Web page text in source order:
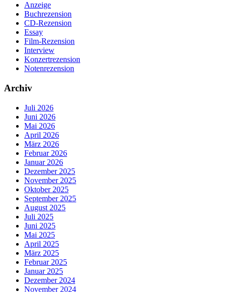
Anzeige
Buchrezension
CD-Rezension
Essay
Film-Rezension
Interview
Konzertrezension
Notenrezension
Archiv
Juli 2026
Juni 2026
Mai 2026
April 2026
März 2026
Februar 2026
Januar 2026
Dezember 2025
November 2025
Oktober 2025
September 2025
August 2025
Juli 2025
Juni 2025
Mai 2025
April 2025
März 2025
Februar 2025
Januar 2025
Dezember 2024
November 2024